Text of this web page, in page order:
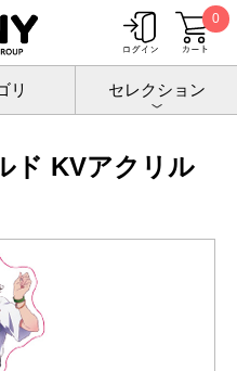
0
リ セレクション
アクリルスタンド
ンド 2代目
ド KVアクリル